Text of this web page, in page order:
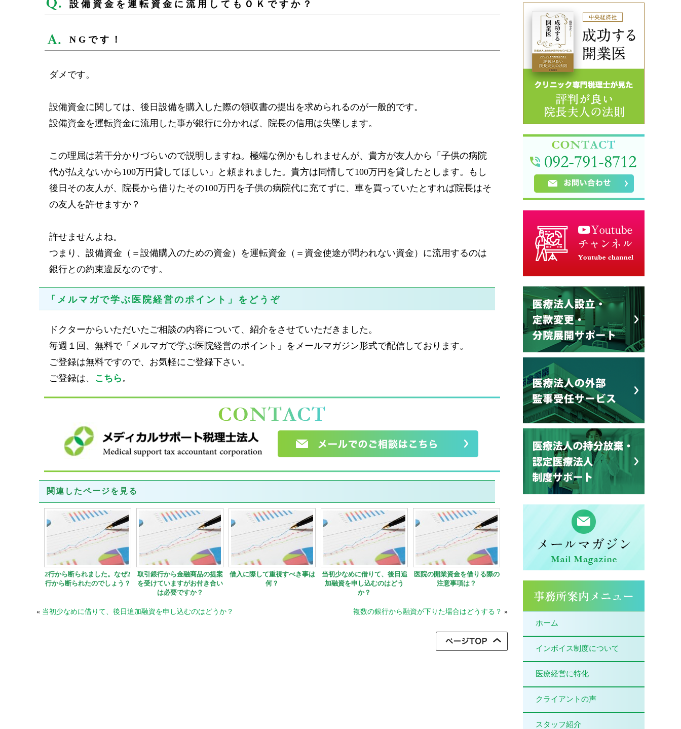
設備資金を運転資金に流用してもＯＫですか？
NGです！
ダメです。
設備資金に関しては、後日設備を購入した際の領収書の提出を求められるのが一般的です。
設備資金を運転資金に流用した事が銀行に分かれば、院長の信用は失墜します。
この理屈は若干分かりづらいので説明しますね。極端な例かもしれませんが、貴方が友人から「子供の病院
代が払えないから100万円貸してほしい」と頼まれました。貴方は同情して100万円を貸したとします。もし
後日その友人が、院長から借りたその100万円を子供の病院代に充てずに、車を買っていたとすれば院長はそ
の友人を許せますか？
許せませんよね。
つまり、設備資金（＝設備購入のための資金）を運転資金（＝資金使途が問われない資金）に流用するのは
銀行との約束違反なのです。
「メルマガで学ぶ医院経営のポイント」をどうぞ
ドクターからいただいたご相談の内容について、紹介をさせていただきました。
毎週１回、無料で「メルマガで学ぶ医院経営のポイント」をメールマガジン形式で配信しております。
ご登録は無料ですので、お気軽にご登録下さい。
ご登録は、 こちら 。
関連したページを見る
2行から断られました。なぜ2
行から断られたのでしょう？
取引銀行から金融商品の提案
を受けていますがお付き合い
は必要ですか？
借入に際して重視すべき事は
何？
当初少なめに借りて、後日追
加融資を申し込むのはどう
か？
医院の開業資金を借りる際の
注意事項は？
« 当初少なめに借りて、後日追加融資を申し込むのはどうか？ 複数の銀行から融資が下りた場合はどうする？ »
ホーム
インボイス制度について
医療経営に特化
クライアントの声
スタッフ紹介